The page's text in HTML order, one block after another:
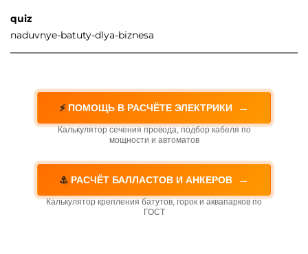
quiz
naduvnye-batuty-dlya-biznesa
⚡ ПОМОЩЬ В РАСЧЁТЕ ЭЛЕКТРИКИ →
Калькулятор сечения провода, подбор кабеля по
мощности и автоматов
⚓ РАСЧЁТ БАЛЛАСТОВ И АНКЕРОВ →
Калькулятор крепления батутов, горок и аквапарков по
ГОСТ